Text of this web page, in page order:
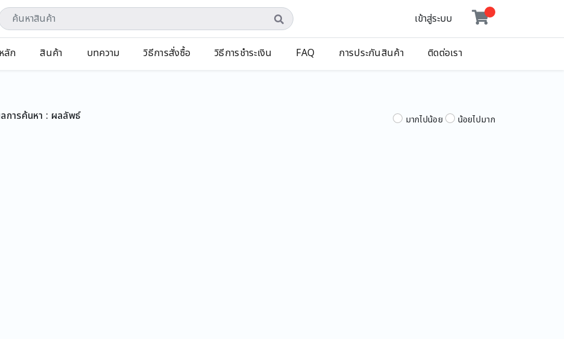
เข้าสู่ระบบ
ลัก สินค้า บทความ วิธีการสั่งซื้อ วิธีการชำระเงิน FAQ การประกันสินค้า ติดต่อเรา
การค้นหา : ผลลัพธ์ มากไปน้อย น้อยไปมาก